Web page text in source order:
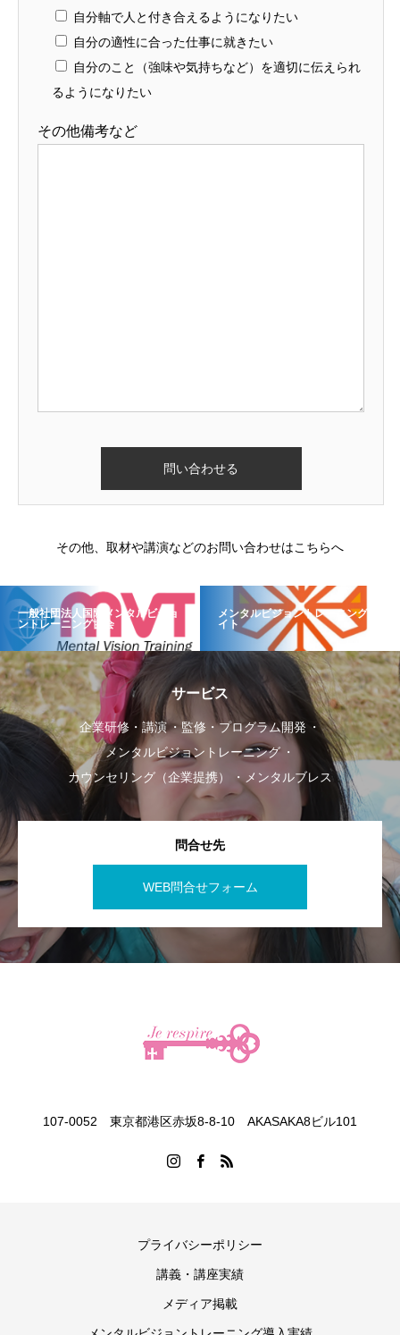
自分軸で人と付き合えるようになりたい
自分の適性に合った仕事に就きたい
自分のこと（強味や気持ちなど）を適切に伝えられ
るようになりたい
その他備考など
その他、取材や講演などのお問い合わせはこちらへ
一般社団法人国際メンタルビジョ
ントレーニング協会
メンタルビジョントレーニングサ
イト
サービス
企業研修・講演
監修・プログラム開発
メンタルビジョントレーニング
カウンセリング（企業提携）
メンタルブレス
問合せ先
WEB問合せフォーム
107-0052 東京都港区赤坂8-8-10 AKASAKA8ビル101
プライバシーポリシー
講義・講座実績
メディア掲載